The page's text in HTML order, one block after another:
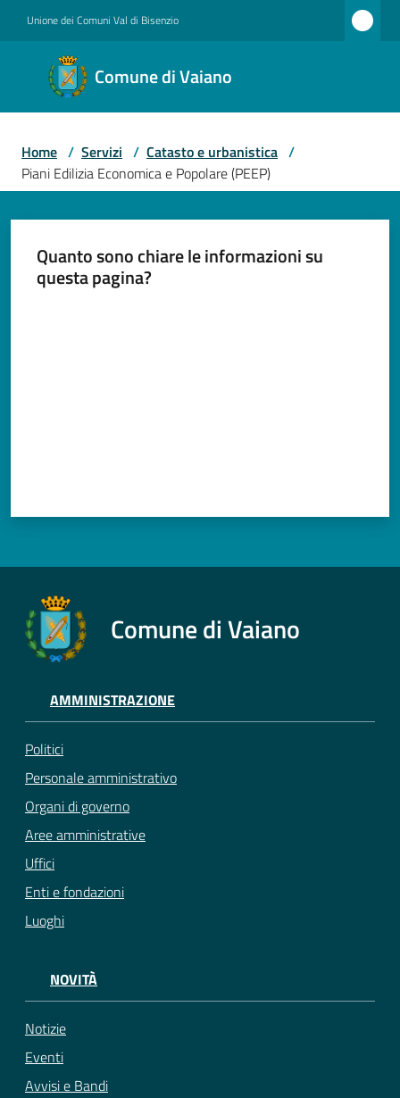
Unione dei Comuni Val di Bisenzio
Comune di Vaiano
Comune
di
Vaiano
Amministrazione
Novità
Seguici
Home / Servizi / Catasto e urbanistica /
Piani Edilizia Economica e Popolare (PEEP)
Quanto sono chiare le informazioni su
questa pagina?
Comune di Vaiano
AMMINISTRAZIONE
Politici
Personale amministrativo
Organi di governo
Aree amministrative
Uffici
Enti e fondazioni
Luoghi
NOVITÀ
Notizie
Eventi
Avvisi e Bandi